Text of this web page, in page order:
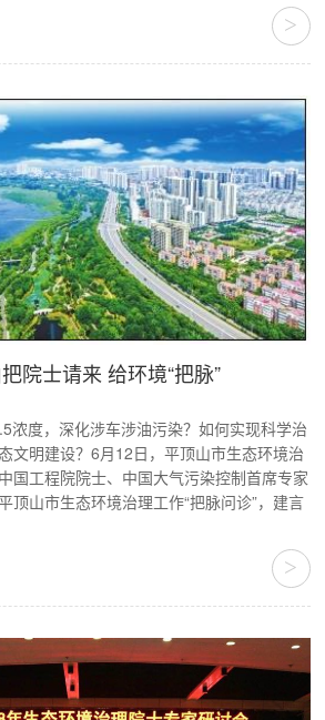
>
院士请来 给环境“把脉”
浓度，深化涉车涉油污染？如何实现科学治
文明建设？6月12日，平顶山市生态环境治
国工程院院士、中国大气污染控制首席专家
顶山市生态环境治理工作“把脉问诊”，建言
>